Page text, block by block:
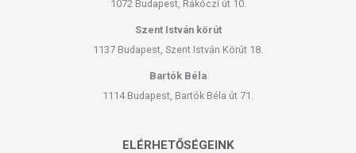
1072 Budapest, Rákóczi út 10.
Szent István körút
1137 Budapest, Szent István Körút 18.
Bartók Béla
1114 Budapest, Bartók Béla út 71.
ELÉRHETŐSÉGEINK